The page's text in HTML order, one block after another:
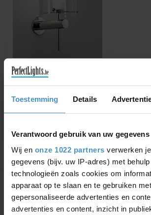
Toestemming Details
Verantwoord gebruik van uw gegevens
Wij en onze 1022 partners verwerken
gegevens (bijv. uw IP-adres) met
technologieën zoals cookies om
apparaat op te slaan en te gebruiken
gepersonaliseerde advertenties en
advertenties en content, inzicht in
ASTRO
WANDLAMP AREZZO
WALL GEPOLIJST
Wandlamp geschikt voor
vochtige ruimte
€177,00 €162,84
Toon van 1